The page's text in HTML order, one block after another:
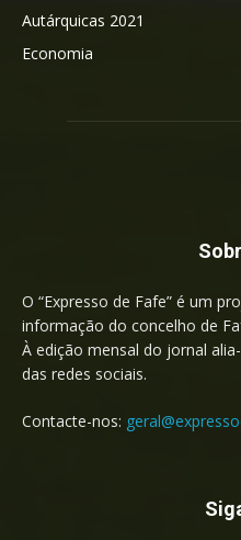
Autárquicas 2021
Economia
O “Expresso de Fafe” é um
informação do concelho de
À edição mensal do jornal
das redes sociais.
Contacte-nos: